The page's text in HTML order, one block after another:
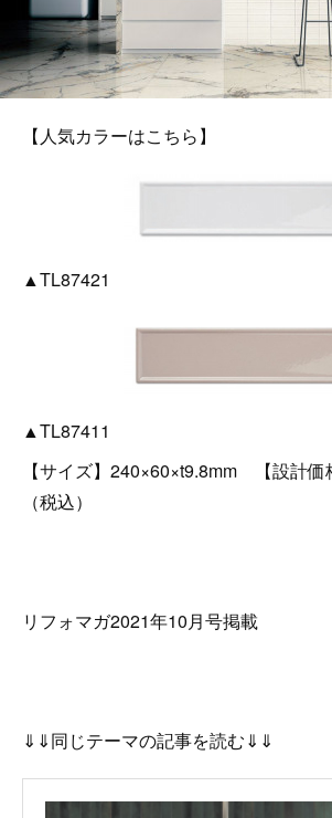
【人気カラーはこちら】
▲TL87421
▲TL87411
【サイズ】240×60×t9.8mm 【設計価
（税込）
リフォマガ2021年10月号掲載
⇓⇓同じテーマの記事を読む⇓⇓